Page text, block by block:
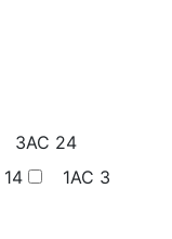
3AC 24
14 1AC 3